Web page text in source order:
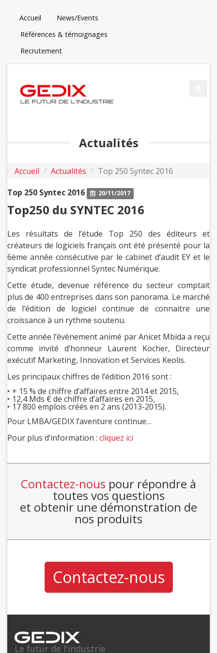
Accueil
News/Events
Références & témoignages
Recrutement
Actualités
Accueil Actualités
Top 250 Syntec 2016
Top 250 Syntec 2016
20/11/2017
Top250 du SYNTEC 2016
Les résultats de l’étude Top 250 des éditeurs et
créateurs de logiciels français ont été présenté pour la
6ème année consécutive par le cabinet d’audit EY et le
syndicat professionnel Syntec Numérique.
Cette étude, devenue référence du secteur comptait
plus de 400 entreprises dans son panorama. Le marché
de l’édition de logiciel continue de connaitre une
croissance à un rythme soutenu.
Cette année l’évènement animé par Anicet Mbida a reçu
comme invité d’honneur Laurent Kocher, Directeur
exécutif Marketing, Innovation et Services Keolis.
Les principaux chiffres de l’édition 2016 sont :
‣ + 15 % de chiffre d’affaires entre 2014 et 2015,
‣ 12,4 Mds € de chiffre d’affaires en 2015,
‣ 17 800 emplois créés en 2 ans (2013-2015).
Pour LMBA/GEDIX l’aventure continue…
Pour plus d’information : cliquez ici
Contactez-nous pour répondre à
toutes vos questions
et obtenir une démonstration de
nos produits
Contactez-nous
Le futur de l'industrie